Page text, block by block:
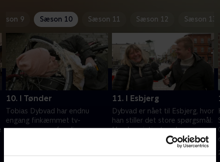
9 Sæson 10 Sæson 11 Sæson 12 Sæson 13
10. I Tønder
Tobias Dybvad har endnu
engang finkæmmet tv-
programmerne for dig og
med vanlig humor og
11. I Esbjerg
Dybvad er nået til Esbjerg, hvor
han stiller det store spørgsmål:
Hvad er vigtigst under sex -
orgasme eller at se resten af